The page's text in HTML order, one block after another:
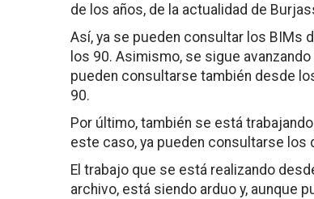
de los años, de la actualidad de
Así, ya se pueden consultar los BIMs
los 90. Asimismo, se sigue
pueden consultarse también desde
90.
Por último, también se está
este caso, ya pueden consultarse los
El trabajo que se está realizando
archivo, está siendo arduo y, aunque